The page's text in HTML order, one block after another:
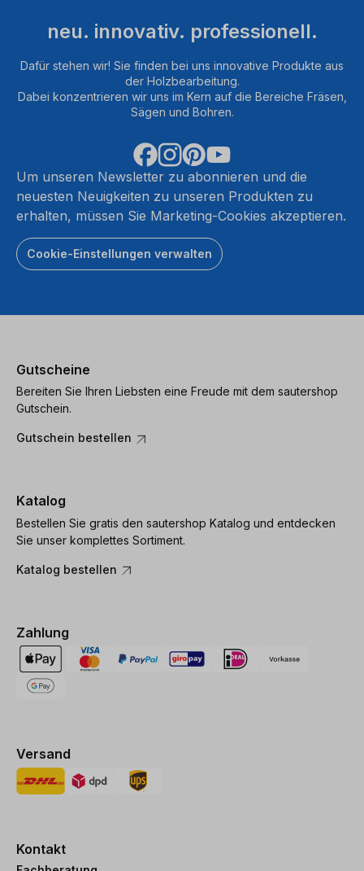
neu. innovativ. professionell.
Dafür stehen wir! Sie finden bei uns innovative Produkte aus
der Holzbearbeitung.
Dabei konzentrieren wir uns im Kern auf die Bereiche Fräsen,
Sägen und Bohren.
Um unseren Newsletter zu abonnieren und die
neuesten Neuigkeiten zu unseren Produkten zu
erhalten, müssen Sie Marketing-Cookies akzeptieren.
Cookie-Einstellungen verwalten
Gutscheine
Bereiten Sie Ihren Liebsten eine Freude mit dem sautershop
Gutschein.
Gutschein bestellen
Katalog
Bestellen Sie gratis den sautershop Katalog und entdecken
Sie unser komplettes Sortiment.
Katalog bestellen
Zahlung
Versand
Kontakt